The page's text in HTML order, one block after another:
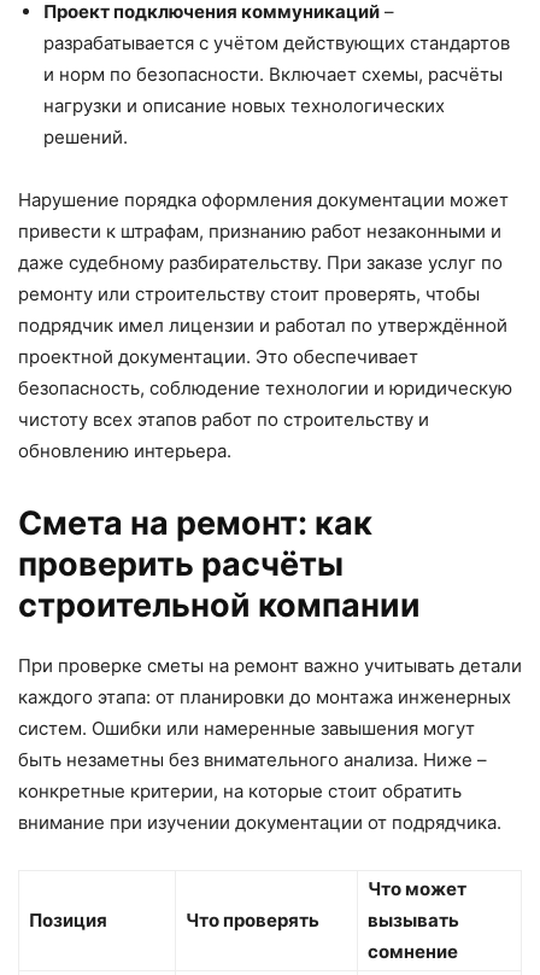
Проект подключения коммуникаций –
разрабатывается с учётом действующих стандартов
и норм по безопасности. Включает схемы, расчёты
нагрузки и описание новых технологических
решений.
Нарушение порядка оформления документации может
привести к штрафам, признанию работ незаконными и
даже судебному разбирательству. При заказе услуг по
ремонту или строительству стоит проверять, чтобы
подрядчик имел лицензии и работал по утверждённой
проектной документации. Это обеспечивает
безопасность, соблюдение технологии и юридическую
чистоту всех этапов работ по строительству и
обновлению интерьера.
Смета на ремонт: как
проверить расчёты
строительной компании
При проверке сметы на ремонт важно учитывать детали
каждого этапа: от планировки до монтажа инженерных
систем. Ошибки или намеренные завышения могут
быть незаметны без внимательного анализа. Ниже –
конкретные критерии, на которые стоит обратить
внимание при изучении документации от подрядчика.
Позиция Что проверять
Что может
вызывать
сомнение